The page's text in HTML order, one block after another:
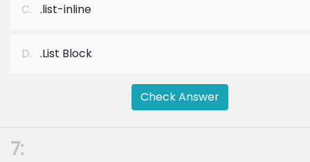
C. .list-inline
D. .List Block
Check Answer
7: